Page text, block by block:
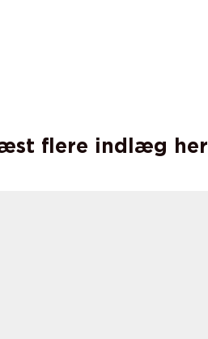
flere indlæg her